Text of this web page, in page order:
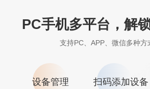
PC手机多平台，解
支持PC、APP、微信多种方
设备管理 扫码添加设备